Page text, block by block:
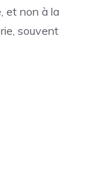
et non à la
souvent